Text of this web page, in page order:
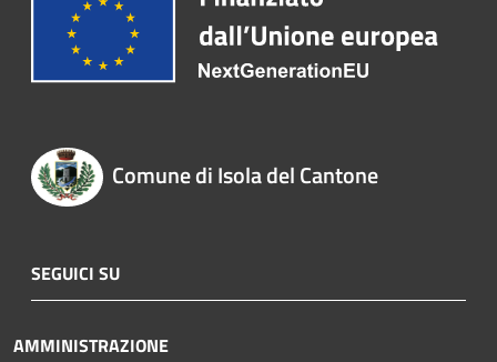
Comune di Isola del Cantone
SEGUICI SU
AMMINISTRAZIONE